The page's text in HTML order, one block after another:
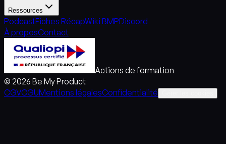
Ressources
PodcastFiches RécapWiki BMPDiscord
À proposContact
Actions de formation
© 2026 Be My Product
CGVCGUMentions légalesConfidentialité